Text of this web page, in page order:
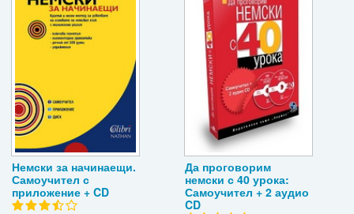
Немски за начинаещи.
Самоучител с
приложение + CD
Да проговорим
немски с 40 урока:
Самоучител + 2 аудио
CD